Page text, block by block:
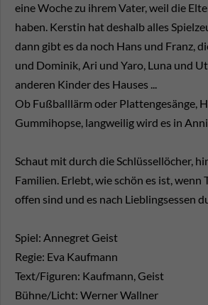
eine Woche zu ihrem Vater, weil die
haben. Kerstin hat deshalb alles
dann gibt es da noch Hans und Franz,
und Dominik, Ari und Yaro, Luna und
anderen Kinder des Hauses ...
Ob Fußballlärm oder Plattengesänge,
Gummihopse, langweilig wird es in
Schaut mit durch die Schlüssellöcher,
Familien. Erlebt, wie schön es ist, wenn
offen sind und es nach Lieblingsessen
Spiel: Annegret Geist
Regie: Eva Kaufmann
Text/Figuren: Kaufmann, Geist
Bühne/Licht: Werner Wallner